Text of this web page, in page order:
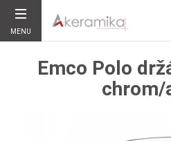
MENU
Emco Polo
chrom/